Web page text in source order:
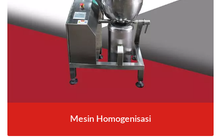
Mesin Homogenisasi